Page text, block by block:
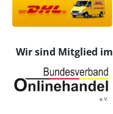
Wir sind Mitglied im